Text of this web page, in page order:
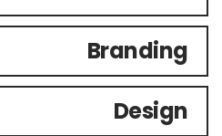
Branding
Design